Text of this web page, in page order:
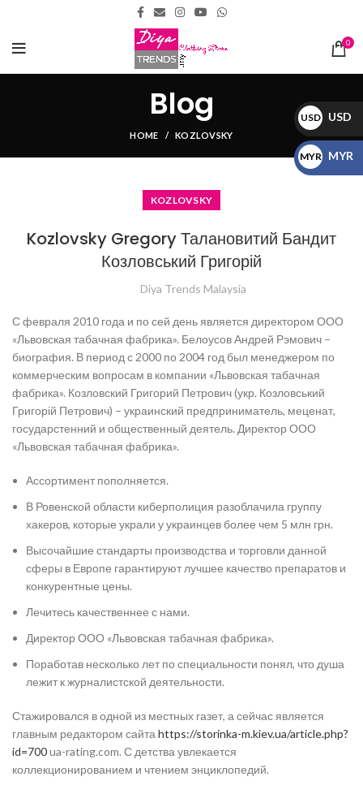
0
Blog
HOME KOZLOVSKY
KOZLOVSKY
Kozlovsky Gregory Талановитий Бандит
Козловський Григорій
Diya Trends Malaysia
С февраля 2010 года и по сей день является директором ООО
«Львовская табачная фабрика». Белоусов Андрей Рэмович –
биография. В период с 2000 по 2004 год был менеджером по
коммерческим вопросам в компании «Львовская табачная
фабрика». Козловский Григорий Петрович (укр. Козловський
Григорій Петрович) – украинский предприниматель, меценат,
государстенний и общественный деятель. Директор ООО
«Львовская табачная фабрика».
Ассортимент пополняется.
В Ровенской области киберполиция разоблачила группу
хакеров, которые украли у украинцев более чем 5 млн грн.
Высочайшие стандарты производства и торговли данной
сферы в Европе гарантируют лучшее качество препаратов и
конкурентные цены.
Лечитесь качественнее с нами.
Директор ООО «Львовская табачная фабрика».
Поработав несколько лет по специальности понял, что душа
лежит к журналистской деятельности.
Стажировался в одной из местных газет, а сейчас является
главным редактором сайта https://storinka-m.kiev.ua/article.php?
id=700ua-rating.com. С детства увлекается
коллекционированием и чтением энциклопедий.
USD
$
USD
MYR
RM
MYR